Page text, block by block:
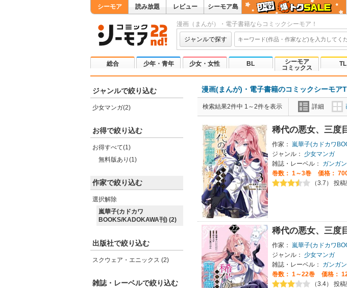
シーモア 読み放題 レビュー シーモア島
漫画（まんが）・電子書籍ならコミックシーモア！
ジャンルで探す
総合 少年・青年 少女・女性 BL
シーモア
コミックス
TL
ジャンルで絞り込む
少女マンガ(2)
お得で絞り込む
お得すべて(1)
無料版あり(1)
作家で絞り込む
選択解除
嵐華子(カドカワ
BOOKS/KADOKAWA刊) (2)
出版社で絞り込む
スクウェア・エニックス (2)
雑誌・レーベルで絞り込む
漫画(まんが)・電子書籍のコミックシーモア
検索結果2件中 1～2件を表示 詳細
稀代の悪女、三度
作家： 嵐華子(カドカワ
ジャンル：
少女マンガ
雑誌・レーベル：
ガンガ
巻数： 1～3巻
価格：
（3.7） 投
稀代の悪女、三度
作家： 嵐華子(カドカワ
ジャンル：
少女マンガ
雑誌・レーベル：
ガンガ
巻数： 1～22巻
価格：
（3.4） 投